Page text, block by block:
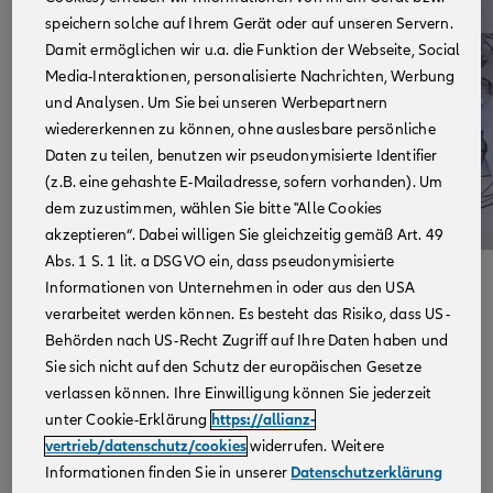
Mein Quereinstieg bei der Allianz
Ich bin Patrick, verheiratet und Vater von zwei Töchtern.
Mein Einstieg bei der Allianz begann ganz klassisch:
Durch eine Stellenanzeige. Bis dahin kannte ich die
Allianz nur aus der Perspektive eines Kunden. Als
Quereinsteiger kam ich aus einer völlig anderen Branche
– ich hatte zuvor in einem großen Logistikunternehmen
ein Customer Service Center für Geschäftskunden
speichern solche auf Ihrem Gerät oder auf unseren Servern.
Damit ermöglichen wir u.a. die Funktion der Webseite, Social
Media-Interaktionen, personalisierte Nachrichten, Werbung
und Analysen. Um Sie bei unseren Werbepartnern
wiedererkennen zu können, ohne auslesbare persönliche
Daten zu teilen, benutzen wir pseudonymisierte Identifier
(z.B. eine gehashte E-Mailadresse, sofern vorhanden). Um
dem zuzustimmen, wählen Sie bitte "Alle Cookies
akzeptieren“. Dabei willigen Sie gleichzeitig gemäß Art. 49
Abs. 1 S. 1 lit. a DSGVO ein, dass pseudonymisierte
Informationen von Unternehmen in oder aus den USA
verarbeitet werden können. Es besteht das Risiko, dass US-
Behörden nach US-Recht Zugriff auf Ihre Daten haben und
Sie sich nicht auf den Schutz der europäischen Gesetze
verlassen können. Ihre Einwilligung können Sie jederzeit
unter Cookie-Erklärung https://allianz-
vertrieb/datenschutz/cookieswiderrufen. Weitere
Informationen finden Sie in unserer Datenschutzerklärung